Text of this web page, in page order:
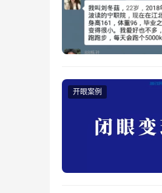
开眼案例